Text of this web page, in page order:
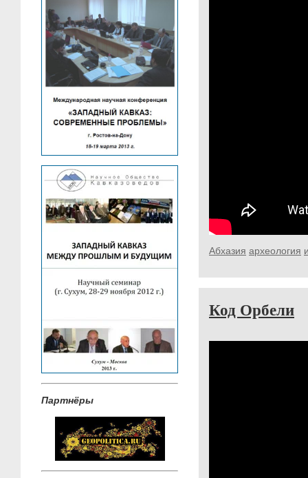
Партнёры
Абхазия археология
Код Орбели